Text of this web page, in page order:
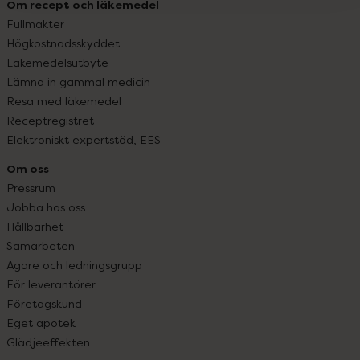
Om recept och läkemedel
Fullmakter
Högkostnadsskyddet
Läkemedelsutbyte
Lämna in gammal medicin
Resa med läkemedel
Receptregistret
Elektroniskt expertstöd, EES
Om oss
Pressrum
Jobba hos oss
Hållbarhet
Samarbeten
Ägare och ledningsgrupp
För leverantörer
Företagskund
Eget apotek
Glädjeeffekten